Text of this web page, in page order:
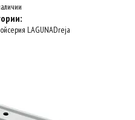
серия LAGUNADreja